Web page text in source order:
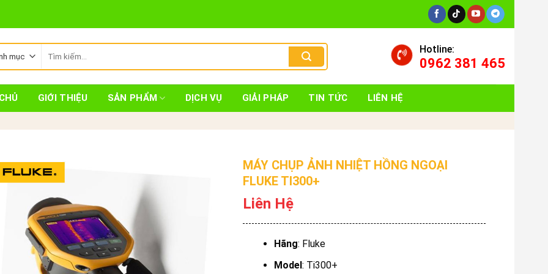
kiếm:
Hotline:
0962 381 465
GIỚI THIỆU SẢN PHẨM DỊCH VỤ GIẢI PHÁP TIN TỨC LIÊN HỆ
MÁY CHỤP ẢNH NHIỆT HỒNG NGOẠI
FLUKE TI300+
Liên Hệ
Hãng: Fluke
Model: Ti300+